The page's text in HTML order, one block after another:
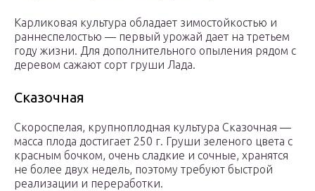
Карликовая культура обладает зимостойкостью и
раннеспелостью — первый урожай дает на третьем
году жизни. Для дополнительного опыления рядом с
деревом сажают сорт груши Лада.
Сказочная
Скороспелая, крупноплодная культура Сказочная —
масса плода достигает 250 г. Груши зеленого цвета с
красным бочком, очень сладкие и сочные, хранятся
не более двух недель, поэтому требуют быстрой
реализации и переработки.